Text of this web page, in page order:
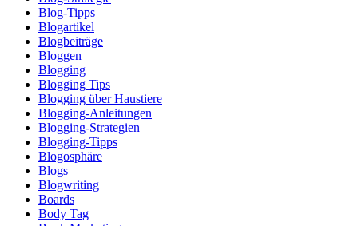
Blog-Tipps
Blogartikel
Blogbeiträge
Bloggen
Blogging
Blogging Tips
Blogging über Haustiere
Blogging-Anleitungen
Blogging-Strategien
Blogging-Tipps
Blogosphäre
Blogs
Blogwriting
Boards
Body Tag